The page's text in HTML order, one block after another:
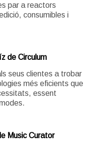
par a reactors
consumibles i
de Circulum
seus clientes a trobar
més eficients que
essent
Music Curator